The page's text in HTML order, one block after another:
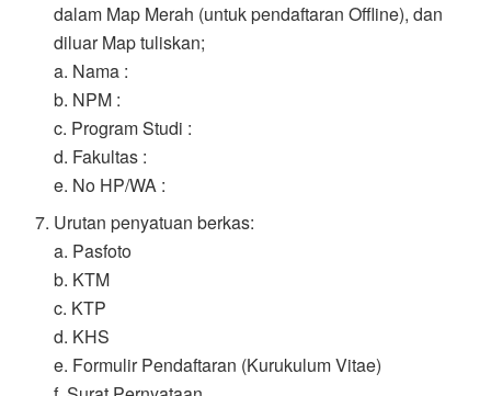
dalam Map Merah (untuk pendaftaran Offline), dan
diluar Map tuliskan;
a. Nama :
b. NPM :
c. Program Studi :
d. Fakultas :
e. No HP/WA :
Urutan penyatuan berkas:
a. Pasfoto
b. KTM
c. KTP
d. KHS
e. Formulir Pendaftaran (Kurukulum Vitae)